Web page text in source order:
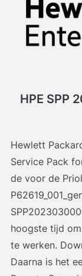
HPE SPP
Hewlett
Service Pack
de voor de
hoogste tijd
te werken.
Daarna is het